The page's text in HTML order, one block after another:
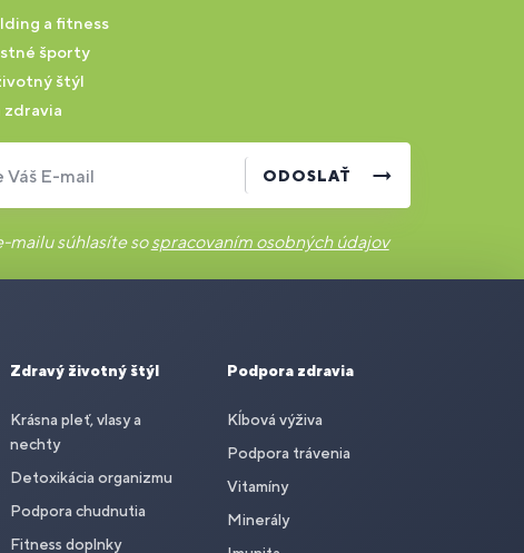
a fitness
športy
štýl
zdravia
Váš E-mail ODOSLAŤ
mailu súhlasíte sospracovaním osobných údajov
Zdravý životný štýl
Krásna pleť, vlasy a
nechty
Detoxikácia organizmu
Podpora chudnutia
Fitness doplnky
Podpora zdravia
Kĺbová výživa
Podpora trávenia
Vitamíny
Minerály